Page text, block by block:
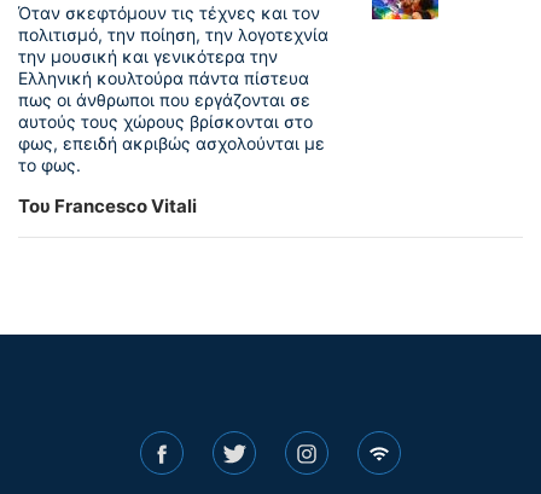
Όταν σκεφτόμουν τις τέχνες και τον
πολιτισμό, την ποίηση, την λογοτεχνία
την μουσική και γενικότερα την
Ελληνική κουλτούρα πάντα πίστευα
πως οι άνθρωποι που εργάζονται σε
αυτούς τους χώρους βρίσκονται στο
φως, επειδή ακριβώς ασχολούνται με
το φως.
Του Francesco Vitali